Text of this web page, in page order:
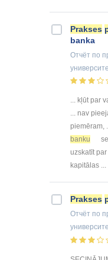
Prakses
banka
Отчёт по
... kļūt par
... nav
piemēram,
banku
uzskatīt
kapitālas ...
Prakses
Отчёт по